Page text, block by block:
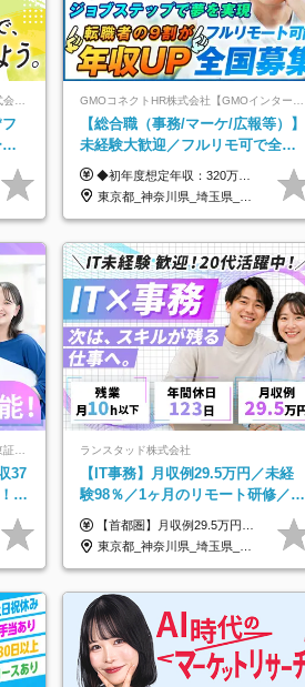
～
【総合職（事務/マーケ/広報等）】
未経験大歓迎／フルリモ可で全国
募集！年収アップ多数★年休最大
130日★
◆初年度想定年収：320万円〜840万円 【関東／一都三県】月給24万円〜70万円 【関西・東海地方】月給23万円〜65万円 【その他の地方等】月給22万円〜60万円 ※ご経験・スキル・前職給与などを考慮の上決定いたします。 ◉固定残業代制（固定残業代10,000円含） 固定残業代は7時間分・時間超過分は追加支給 ≪月給例≫ ・月給54万円（29歳／入社3年目） ・月給38万円（26歳／入社2年目） ・月給28万円（24歳／入社1年目） ※試用期間は6ヶ月で、その間の雇用形態は契約社員です。そのほかの条件に変更はありません。
東京都_神奈川県_埼玉県_千葉県_大阪府_愛知県_北海道_青森県_岩手県_宮城県_秋田県_山形県_福島県_茨城県_栃木県_群馬県_新潟県_山梨県_長野県_富山県_石川県_福井県_静岡県_岐阜県_三重県_兵庫県_京都府_滋賀県_奈良県_和歌山県_広島県_岡山県_鳥取県_島根県_山口県_徳島県_香川県_愛媛県_高知県_福岡県_熊本県_佐賀県_長崎県_大分県_宮崎県_鹿児島県_沖縄県
37
a
ランスタッド株式会社
【IT事務】月収例29.5万円／未経
験98％／1ヶ月のリモート研修／既
卒・第二新卒歓迎／年間休日123
日/OW
【首都圏】月収例29.5万円（月給26万円＋諸手当） 【東海・関西】月収例28.5万円（月給25万円＋諸手当） 【九州】月収例26万円（月給23万円＋諸手当） ※経験・スキル・前職給与を踏まえ、総合的に判断して決定します。 例：首都圏 月収例31万円（月給27万円＋諸手当） ◆各種手当 ・通勤手当（上限4万円まで） ・残業代手当（1分単位で全額支給） ※固定残業代制は採用しておりません ・資格取得支援 ◆昇給：年1回 ◆補足 ・研修中1ヶ月間は、時給1670円となります。 ・試用期間6ヶ月あり。その間の待遇に変更はありません。 ※詳細は面接時にご案内します。
東京都_神奈川県_埼玉県_千葉県_大阪府_愛知県_兵庫県_京都府_福岡県